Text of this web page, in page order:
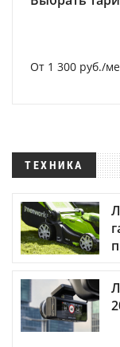
От 1 300 руб./
ТЕХНИКА